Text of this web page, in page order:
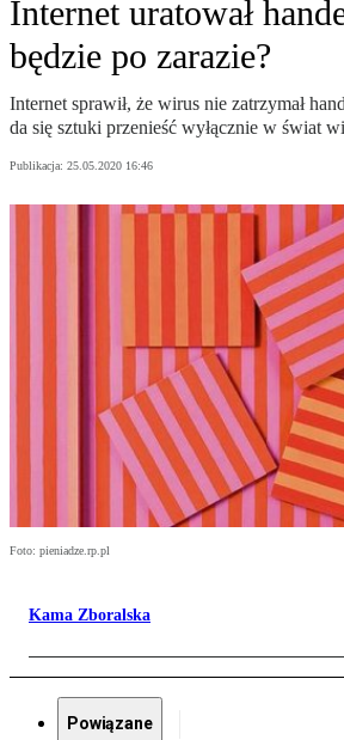
Internet uratował
będzie po zarazie?
Internet sprawił, że wirus nie zatrzymał
da się sztuki przenieść wyłącznie w świat
Publikacja: 25.05.2020 16:46
Foto: pieniadze.rp.pl
Kama Zboralska
Powiązane